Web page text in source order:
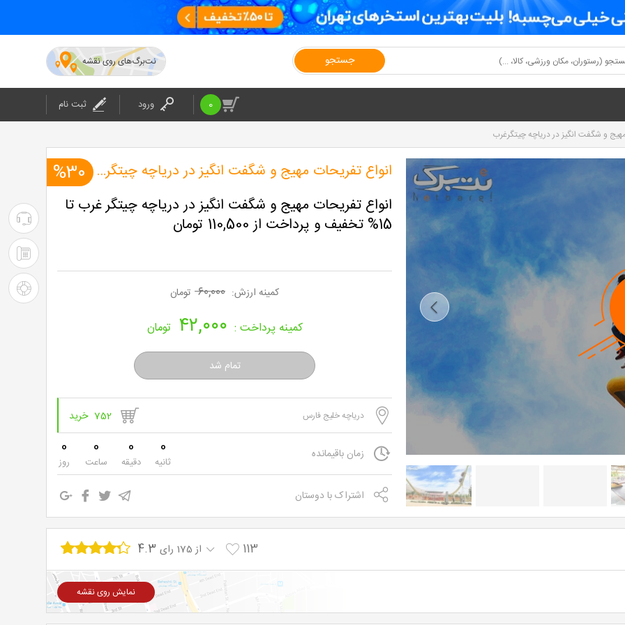
جستجو نت‌برگ‌های روی نقشه
0 ورود ثبت نام
و شگفت انگیز در دریاچه چیتگرغرب
Previous
%30 انواع تفریحات مهیج و شگفت انگیز در دریاچه چیتگرغرب
انواع تفریحات مهیج و شگفت انگیز در دریاچه چیتگر غرب تا
15% تخفیف و پرداخت از 110,500 تومان
کمینه ارزش: ۶۰,۰۰۰ تومان
کمینه پرداخت : ۴۲,۰۰۰ تومان
752 خرید دریاچه خلیج فارس
زمان باقیمانده 0
روز
0
ساعت
0
دقیقه
0
ثانیه
اشتراک با دوستان
113 از 175 رای 4.3
نمایش روی نقشه
۰۲۱-۴۲۰۲۴
:
پشتیبانی
۰۲۱-۴۲۰۲۴
: شرکت
راهنمای